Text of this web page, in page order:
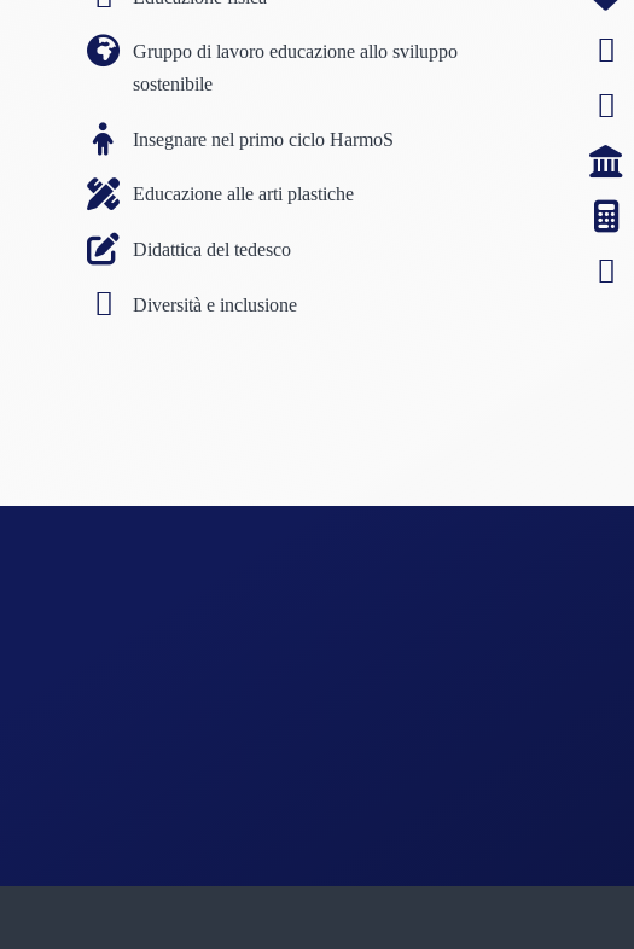
Gruppo di lavoro educazione allo sviluppo
sostenibile
Insegnare nel primo ciclo HarmoS
Educazione alle arti plastiche
Didattica del tedesco
Diversità e inclusione